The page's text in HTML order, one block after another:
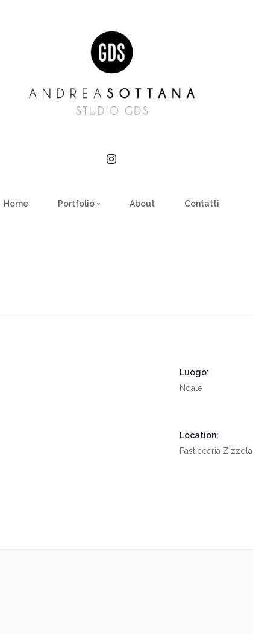
Home Portfolio About Contatti
Luogo:
Noale
Location:
Pasticceria Zizzola